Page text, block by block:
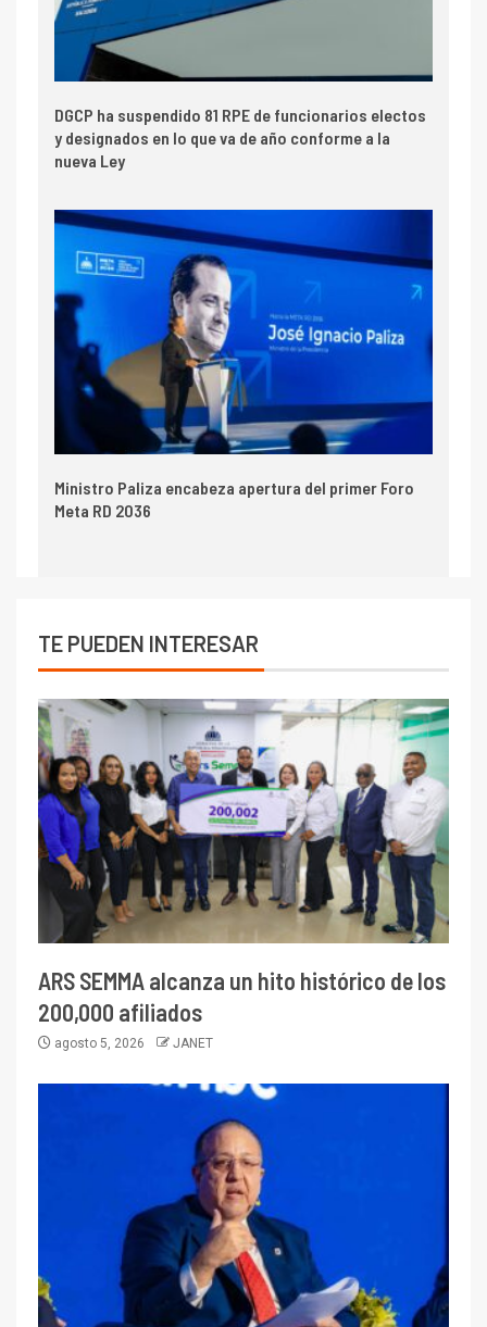
DGCP ha suspendido 81 RPE de funcionarios electos
y designados en lo que va de año conforme a la
nueva Ley
Ministro Paliza encabeza apertura del primer Foro
Meta RD 2036
TE PUEDEN INTERESAR
ARS SEMMA alcanza un hito histórico de los
200,000 afiliados
agosto 5, 2026 JANET